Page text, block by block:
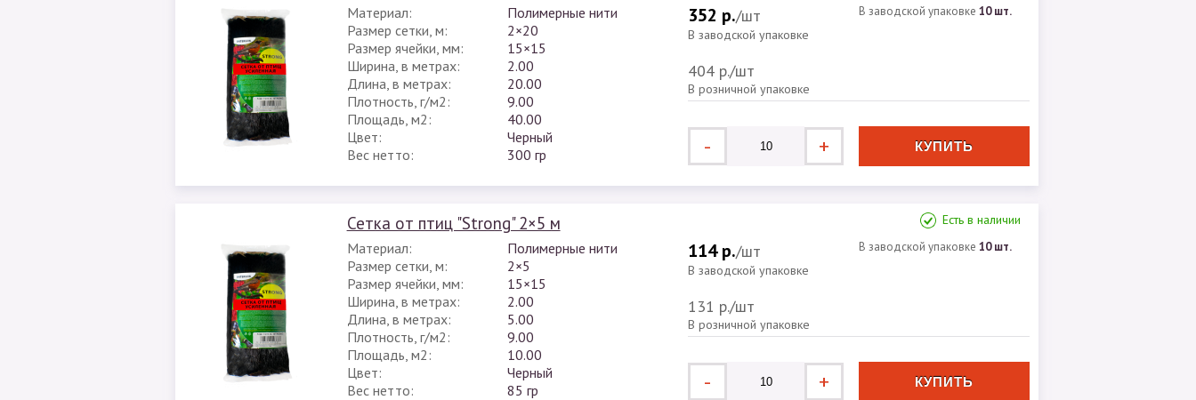
Материал:
Полимерные нити
Размер сетки, м:
2×20
Размер ячейки, мм:
15×15
Ширина, в метрах:
2.00
Длина, в метрах:
20.00
Плотность, г/м2:
9.00
Площадь, м2:
40.00
Цвет:
Черный
Вес нетто:
300 гр
352 р./шт
В заводской упаковке
404 р./шт
В розничной упаковке
В заводской упаковке10 шт.
- +
Сетка от птиц "Strong" 2×5 м Есть в наличии
Материал:
Полимерные нити
Размер сетки, м:
2×5
Размер ячейки, мм:
15×15
Ширина, в метрах:
2.00
Длина, в метрах:
5.00
Плотность, г/м2:
9.00
Площадь, м2:
10.00
Цвет:
Черный
Вес нетто:
85 гр
114 р./шт
В заводской упаковке
131 р./шт
В розничной упаковке
В заводской упаковке10 шт.
- +